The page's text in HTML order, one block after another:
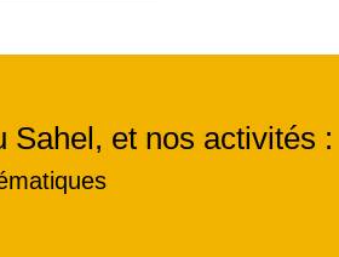
Sahel, et nos activités :